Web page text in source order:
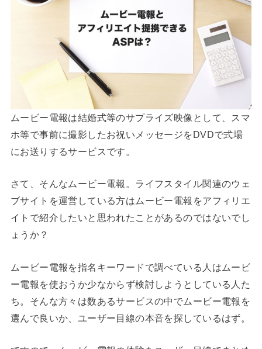
ムービー電報は結婚式等のサプライズ映像として、スマ
ホ等で事前に撮影したお祝いメッセージをDVDで式場
にお送りするサービスです。
さて、そんなムービー電報。ライフスタイル関連のウェ
ブサイトを運営している方はムービー電報をアフィリエ
イトで紹介したいと思われたことがあるのではないでし
ょうか？
ムービー電報を指名キーワードで調べている人はムービ
ー電報を使おうか少なからず検討しようとしている人た
ち。そんな方々は数あるサービスの中でムービー電報を
選んで良いか、ユーザー目線の本音を探しているはず。